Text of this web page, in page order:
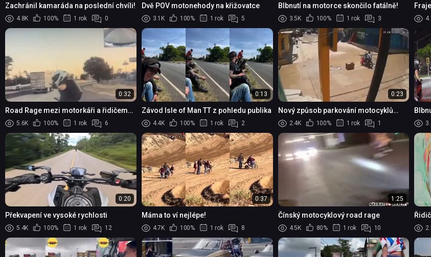
Zachránil kamaráda na poslední chvíli!
4.8K 100% 1 rok 0
Dvě POV motonehody na křižovatce
3.1K 100% 1 rok 5
Blbnutí na motorce skončilo fatálně!
3.5K 100% 1 rok 3
0:32
Road Rage mezi motorkáři a řidičem
automobilu skončil brutální nehodou
5.6K 100% 1 rok 6
0:13
Závod Isle of Man TT z pohledu publika
4.4K 100% 1 rok 2
0:23
Nový způsob parkování motocyklů
včetně bezplatného mytí
2.4K 100% 1 rok 1
0:20
Překvapení ve vysoké rychlosti
5.4K 100% 1 rok 12
0:37
Máma to ví nejlépe!
4.7K 100% 1 rok 8
1:25
Čínský motocyklový road rage
4.5K 80% 1 rok 10